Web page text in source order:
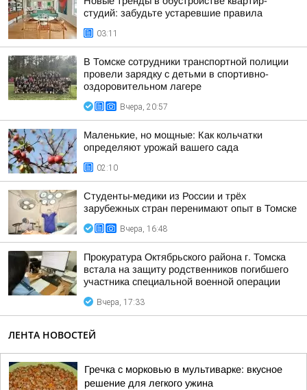
студий: забудьте устаревшие правила
03:11
В Томске сотрудники транспортной полиции
провели зарядку с детьми в спортивно-
оздоровительном лагере
Вчера, 20:57
Маленькие, но мощные: Как кольчатки
определяют урожай вашего сада
02:10
Студенты-медики из России и трёх
зарубежных стран перенимают опыт в Томске
Вчера, 16:48
Прокуратура Октябрьского района г. Томска
встала на защиту родственников погибшего
участника специальной военной операции
Вчера, 17:33
ЛЕНТА НОВОСТЕЙ
Гречка с морковью в мультиварке: вкусное
решение для легкого ужина